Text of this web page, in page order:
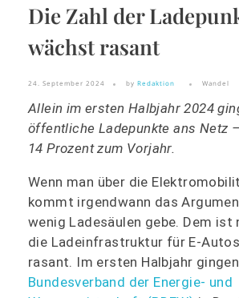
Die Zahl der
wächst rasant
24. September 2024 by Redaktion Wandel
Allein im ersten Halbjahr 2024
öffentliche Ladepunkte ans Netz
14 Prozent zum Vorjahr.
Wenn man über die
kommt irgendwann das
wenig Ladesäulen gebe. Dem ist
die Ladeinfrastruktur für E-
rasant. Im ersten Halbjahr
Bundesverband der Energie- und